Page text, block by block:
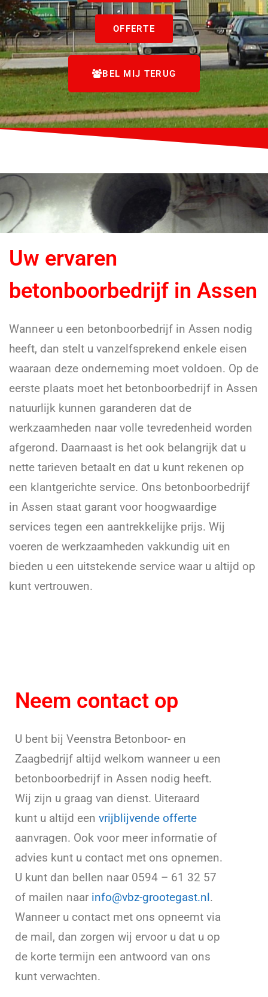
OFFERTE
BEL MIJ TERUG
Uw ervaren
betonboorbedrijf in Assen
Wanneer u een betonboorbedrijf in Assen nodig
heeft, dan stelt u vanzelfsprekend enkele eisen
waaraan deze onderneming moet voldoen. Op de
eerste plaats moet het betonboorbedrijf in Assen
natuurlijk kunnen garanderen dat de
werkzaamheden naar volle tevredenheid worden
afgerond. Daarnaast is het ook belangrijk dat u
nette tarieven betaalt en dat u kunt rekenen op
een klantgerichte service. Ons betonboorbedrijf
in Assen staat garant voor hoogwaardige
services tegen een aantrekkelijke prijs. Wij
voeren de werkzaamheden vakkundig uit en
bieden u een uitstekende service waar u altijd op
kunt vertrouwen.
Neem contact op
U bent bij Veenstra Betonboor- en
Zaagbedrijf altijd welkom wanneer u een
betonboorbedrijf in Assen nodig heeft.
Wij zijn u graag van dienst. Uiteraard
kunt u altijd een vrijblijvende offerte
aanvragen. Ook voor meer informatie of
advies kunt u contact met ons opnemen.
U kunt dan bellen naar 0594 – 61 32 57
of mailen naar info@vbz-grootegast.nl.
Wanneer u contact met ons opneemt via
de mail, dan zorgen wij ervoor u dat u op
de korte termijn een antwoord van ons
kunt verwachten.